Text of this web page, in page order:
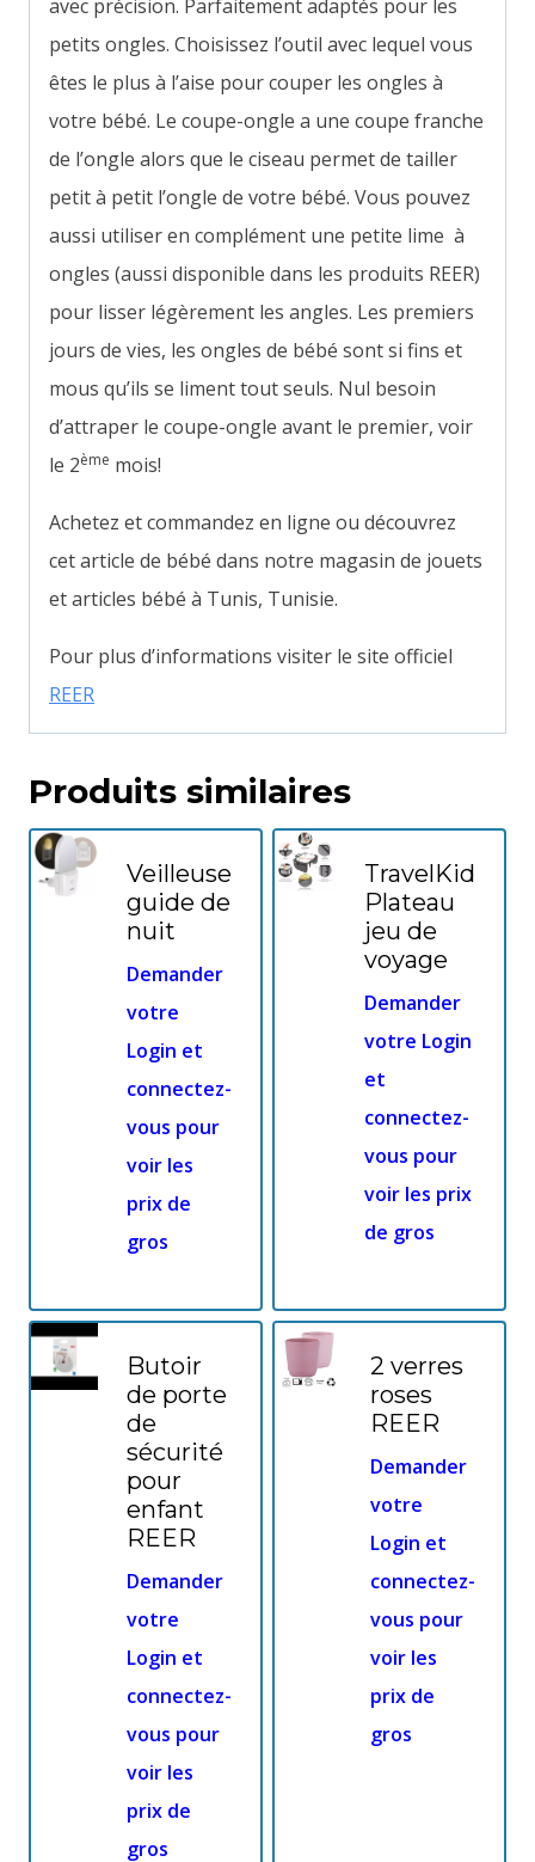
avec précision. Parfaitement adaptés pour les
petits ongles. Choisissez l’outil avec lequel vous
êtes le plus à l’aise pour couper les ongles à
votre bébé. Le coupe-ongle a une coupe franche
de l’ongle alors que le ciseau permet de tailler
petit à petit l’ongle de votre bébé. Vous pouvez
aussi utiliser en complément une petite lime à
ongles (aussi disponible dans les produits REER)
pour lisser légèrement les angles. Les premiers
jours de vies, les ongles de bébé sont si fins et
mous qu’ils se liment tout seuls. Nul besoin
d’attraper le coupe-ongle avant le premier, voir
le 2ème mois!
Achetez et commandez en ligne ou découvrez
cet article de bébé dans notre magasin de jouets
et articles bébé à Tunis, Tunisie.
Pour plus d’informations visiter le site officiel
REER
Produits similaires
Veilleuse
guide de
nuit
Demander
votre
Login et
connectez-
vous pour
voir les
prix de
gros
TravelKid
Plateau
jeu de
voyage
Demander
votre Login
et
connectez-
vous pour
voir les prix
de gros
Butoir
de porte
de
sécurité
pour
enfant
REER
Demander
votre
Login et
connectez-
vous pour
voir les
prix de
gros
2 verres
roses
REER
Demander
votre
Login et
connectez-
vous pour
voir les
prix de
gros